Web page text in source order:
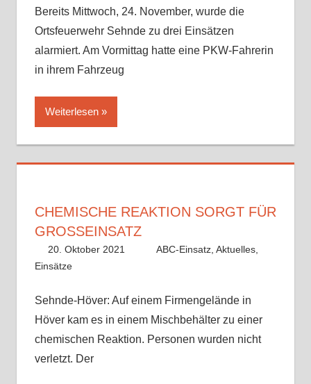
Bereits Mittwoch, 24. November, wurde die
Ortsfeuerwehr Sehnde zu drei Einsätzen
alarmiert. Am Vormittag hatte eine PKW-Fahrerin
in ihrem Fahrzeug
Weiterlesen
CHEMISCHE REAKTION SORGT FÜR
GROSSEINSATZ
20. Oktober 2021 Benedikt Nolle
ABC-Einsatz, Aktuelles,
Einsätze
Sehnde-Höver: Auf einem Firmengelände in
Höver kam es in einem Mischbehälter zu einer
chemischen Reaktion. Personen wurden nicht
verletzt. Der